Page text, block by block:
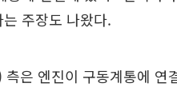
주장도 나왔다.
은 엔진이 구동계통에 연